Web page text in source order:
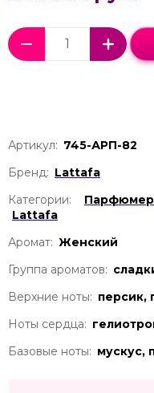
Артикул: 745-АРП-82
Бренд: Lattafa
Категории:
Lattafa
Аромат: Женский
Группа ароматов:
Верхние ноты: персик,
Ноты сердца:
Базовые ноты: мускус,